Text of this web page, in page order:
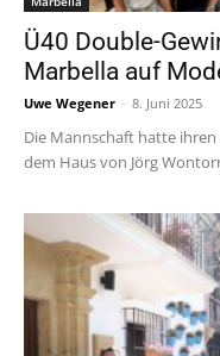
Ü40 Double-
Marbella auf
Uwe Wegener - 8. Juni 2025
Die Mannschaft hatte
dem Haus von Jörg